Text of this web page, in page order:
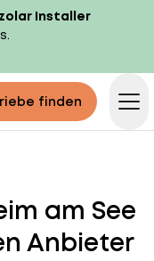
zolar Installer
finden
am See
Anbieter